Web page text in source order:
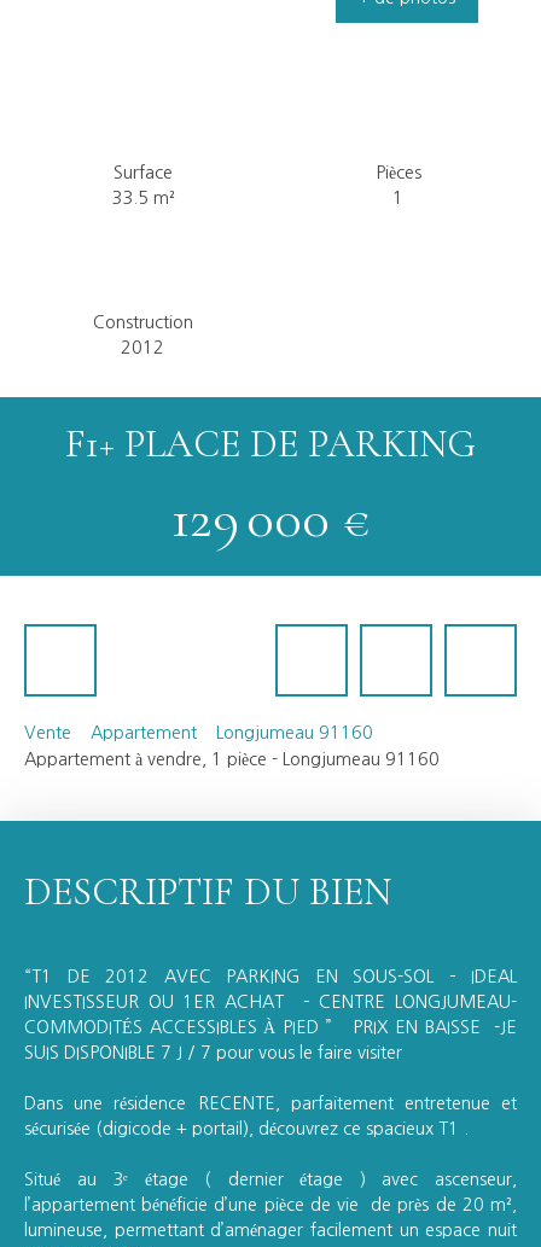
Surface
33.5 m²
Pièces
1
Construction
2012
F1+ PLACE DE PARKING
129 000 €
Vente Appartement
Longjumeau 91160
Appartement à vendre, 1 pièce - Longjumeau 91160
DESCRIPTIF DU BIEN
“T1 DE 2012 AVEC PARKING EN SOUS-SOL – IDEAL
INVESTISSEUR OU 1ER ACHAT – CENTRE LONGJUMEAU-
COMMODITÉS ACCESSIBLES À PIED ” PRIX EN BAISSE -JE
SUIS DISPONIBLE 7 J / 7 pour vous le faire visiter
Dans une résidence RECENTE, parfaitement entretenue et
sécurisée (digicode + portail), découvrez ce spacieux T1 .
Situé au 3ᵉ étage ( dernier étage ) avec ascenseur,
l’appartement bénéficie d’une pièce de vie de près de 20 m²,
lumineuse, permettant d’aménager facilement un espace nuit